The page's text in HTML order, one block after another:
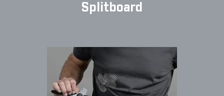
Splitboard